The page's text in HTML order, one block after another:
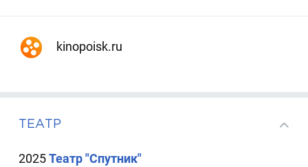
kinopoisk.ru
ТЕАТР
2025Театр "Спутник"